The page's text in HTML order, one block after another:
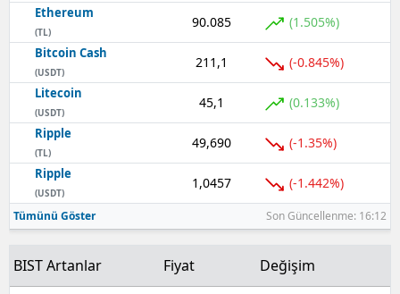
Ethereum
(TL)
90.085 (1.505%)
Bitcoin Cash
(USDT)
211,1 (-0.845%)
Litecoin
(USDT)
45,1 (0.133%)
Ripple
(TL)
49,690 (-1.35%)
Ripple
(USDT)
1,0457 (-1.442%)
Tümünü Göster Son Güncellenme: 16:12
BIST Artanlar Fiyat Değişim